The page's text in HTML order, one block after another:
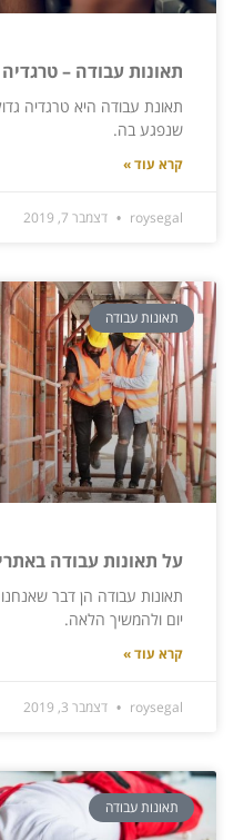
תאונות עבודה –
תאונת עבודה היא טרגדיה
שנפגע בה.
קרא עוד »
roysegal דצמבר 7, 2019
תאונות עבודה
על תאונות עבודה
תאונות עבודה הן דבר
יום ולהמשיך הלאה.
קרא עוד »
roysegal דצמבר 3, 2019
תאונות עבודה